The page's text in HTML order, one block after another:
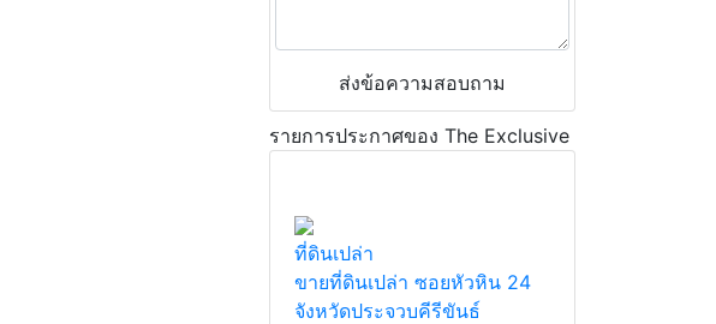
ส่งข้อความสอบถาม
รายการประกาศของ The Exclusive
ที่ดินเปล่า
ขายที่ดินเปล่า ซอยหัวหิน 24
จังหวัดประจวบคีรีขันธ์